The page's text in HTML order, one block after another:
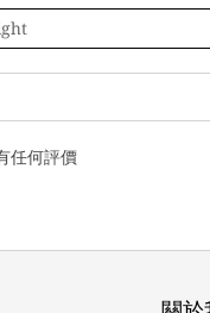
任何評價